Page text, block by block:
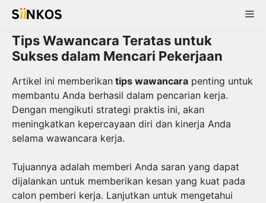
Skip
content
Tips Wawancara Teratas untuk
Sukses dalam Mencari Pekerjaan
Artikel ini memberikan tips wawancara penting untuk
membantu Anda berhasil dalam pencarian kerja.
Dengan mengikuti strategi praktis ini, akan
meningkatkan kepercayaan diri dan kinerja Anda
selama wawancara kerja.
Tujuannya adalah memberi Anda saran yang dapat
dijalankan untuk memberikan kesan yang kuat pada
calon pemberi kerja. Lanjutkan untuk mengetahui